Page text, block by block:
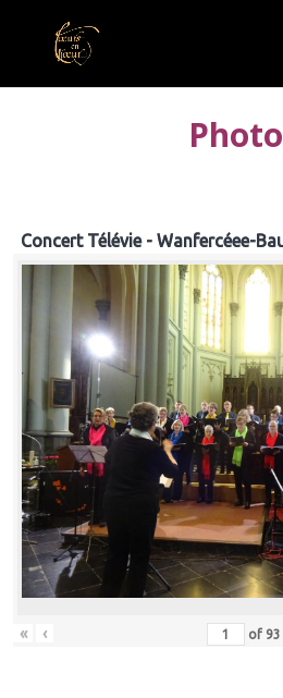
Concert Télévie - Wanfercéee-
« ‹ of 93